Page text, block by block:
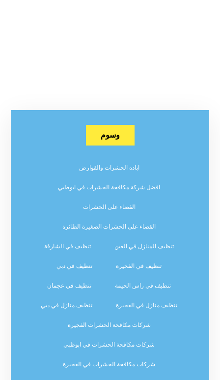
وسوم
اباده الحشرات والقوارض
افضل شركة مكافحة الحشرات في ابوظبي
القضاء على الحشرات
القضاء على الحشرات الصغيرة الطائرة
تنظيف المنازل في العين تنظيف في الشارقة
تنظيف في الفجيرة تنظيف في دبي
تنظيف في راس الخيمة تنظيف في عجمان
تنظيف منازل في الفجيرة تنظيف منازل في دبي
شركات مكافحة الحشرات الفجيرة
شركات مكافحة الحشرات في ابوظبي
شركات مكافحة الحشرات في الفجيرة